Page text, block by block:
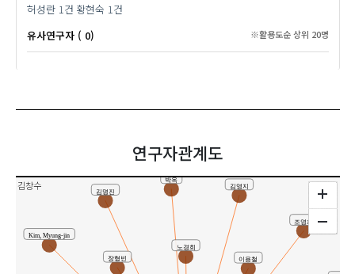
허성란 1건 황현숙 1건
유사연구자 ( 0)
※활용도순 상위 20명
연구자관계도
김창수 박옥
장형빈
김명진
이용철
조영희
김영지
Kim, Myung-jin
노경희